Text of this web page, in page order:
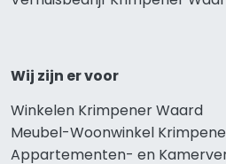
Wij zijn er voor
Winkelen Krimpener Waard
Meubel-Woonwinkel
Appartementen- en